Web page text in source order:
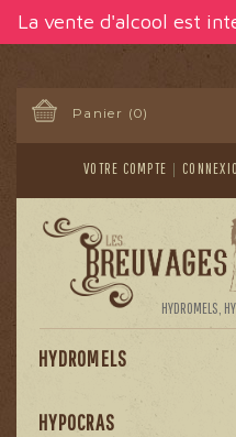
La vente d'alcool est
Panier (0)
VOTRE COMPTE
HYDROMELS,
HYDROMELS
HYPOCRAS
Panneau de gestion des